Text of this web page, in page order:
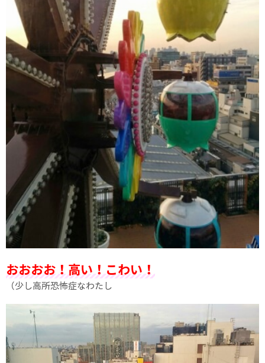
おおおお！高い！こわい！
（少し高所恐怖症なわたし